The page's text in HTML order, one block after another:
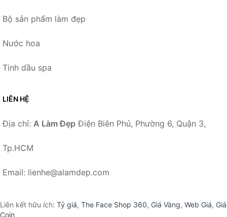
Bộ sản phẩm làm đẹp
Nước hoa
Tinh dầu spa
LIÊN HỆ
Địa chỉ: A Làm Đẹp Điện Biên Phủ, Phường 6, Quận 3,
Tp.HCM
Email: lienhe@alamdep.com
Liên kết hữu ích: Tỷ giá, The Face Shop 360, Giá Vàng, Web Giá, Giá
Coin